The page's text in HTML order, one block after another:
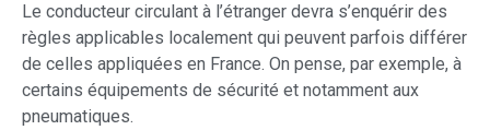
Le conducteur circulant à l’étranger devra s’enquérir des
règles applicables localement qui peuvent parfois différer
de celles appliquées en France. On pense, par exemple, à
certains équipements de sécurité et notamment aux
pneumatiques.